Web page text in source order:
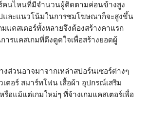
ร์คนไหนที่มีจำนวนผู้ติดตามค่อนข้างสูง
และแนวโน้มในการชมโฆษณาก็จะสูงขึ้น
มแคสเตอร์ทั้งหลายจึงต้องสร้างคาแรก
ารแคสเกมที่ดึงดูดใจเพื่อสร้างยอดผู้
ส่วนอาจมาจากเหล่าสปอร์นเซอร์ต่างๆ
ตอร์ สมาร์ทโฟน เสื้อผ้า อุปกรณ์เสริม
รือแม้แต่เกมใหม่ๆ ที่จ้างเกมแคสเตอร์เพื่อ